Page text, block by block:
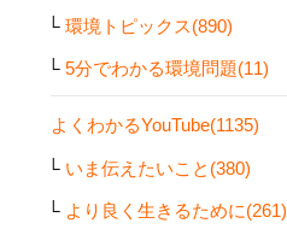
環境トピックス(890)
5分でわかる環境問題(11)
よくわかるYouTube(1135)
いま伝えたいこと(380)
より良く生きるために(261)